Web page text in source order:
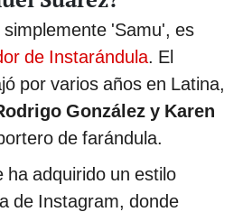
simplemente 'Samu', es
de Instarándula. El
por varios años en Latina,
González y Karen
de farándula.
ha adquirido un estilo
de Instagram, donde